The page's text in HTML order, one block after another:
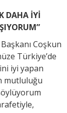
DAHA İYİ
Coşkun
Türkiye’de
iyi yapan
mutluluğu